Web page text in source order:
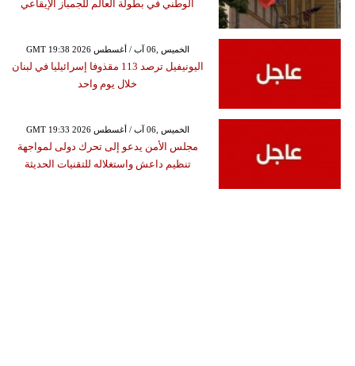
الوطني في بطولة العالم للجمباز الإيقاعي
GMT 19:38 2026 الخميس ,06 آب / أغسطس
اليونيفيل ترصد 113 مقذوفا إسرائيليا في لبنان
خلال يوم واحد
GMT 19:33 2026 الخميس ,06 آب / أغسطس
مجلس الأمن يدعو إلى تحرك دولى لمواجهة
تنظيم داعش واستغلاله للتقنيات الحديثة